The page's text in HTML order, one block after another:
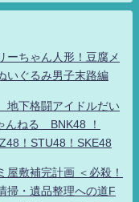
ちゃん人形！豆腐メ
いぐるみ男子末路編
下格闘アイドルだい
んねる BNK48 ！
！STU48！SKE48
屋敷補完計画 ＜必殺！
掃・遺品整理への道F